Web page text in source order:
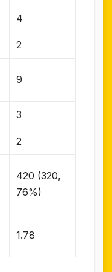
4
2
9
3
2
420 (320,
76%)
1.78